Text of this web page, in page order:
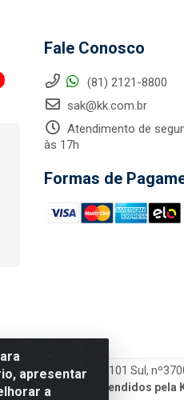
apresentar
a
Fale Conosco
(81) 2121-8800
sak@kk.com.br
Atendimento de
às 17h
Formas de
LTDA - Rod. Br-101 Sul,
Estados atendidos pela